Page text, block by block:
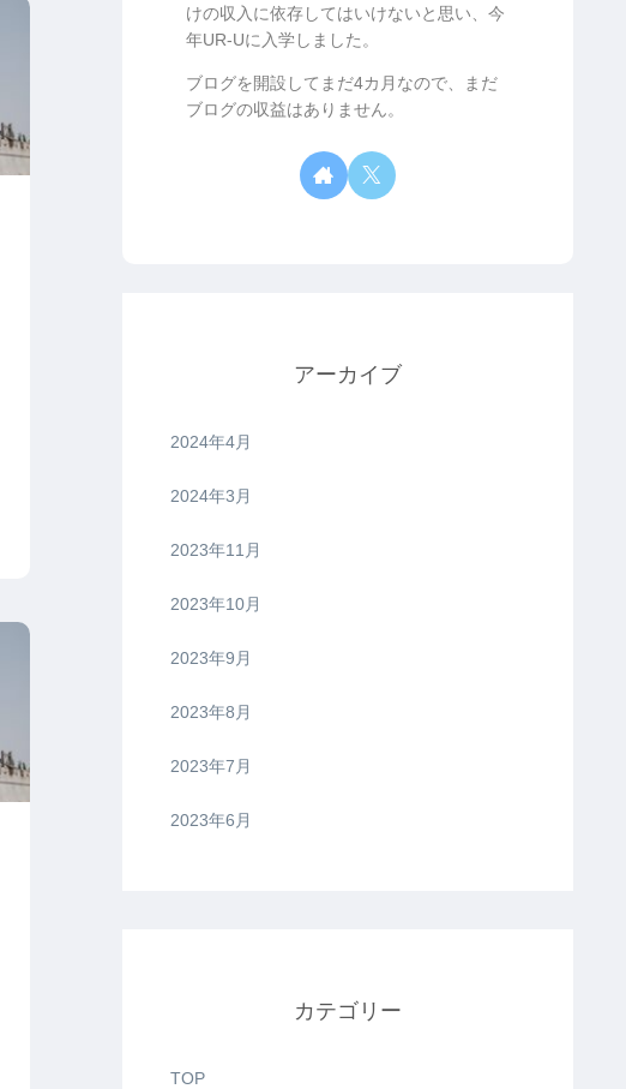
けの収入に依存してはいけないと思い、今
年UR-Uに入学しました。
ブログを開設してまだ4カ月なので、まだ
ブログの収益はありません。
アーカイブ
2024年4月
2024年3月
2023年11月
2023年10月
2023年9月
2023年8月
2023年7月
2023年6月
カテゴリー
TOP